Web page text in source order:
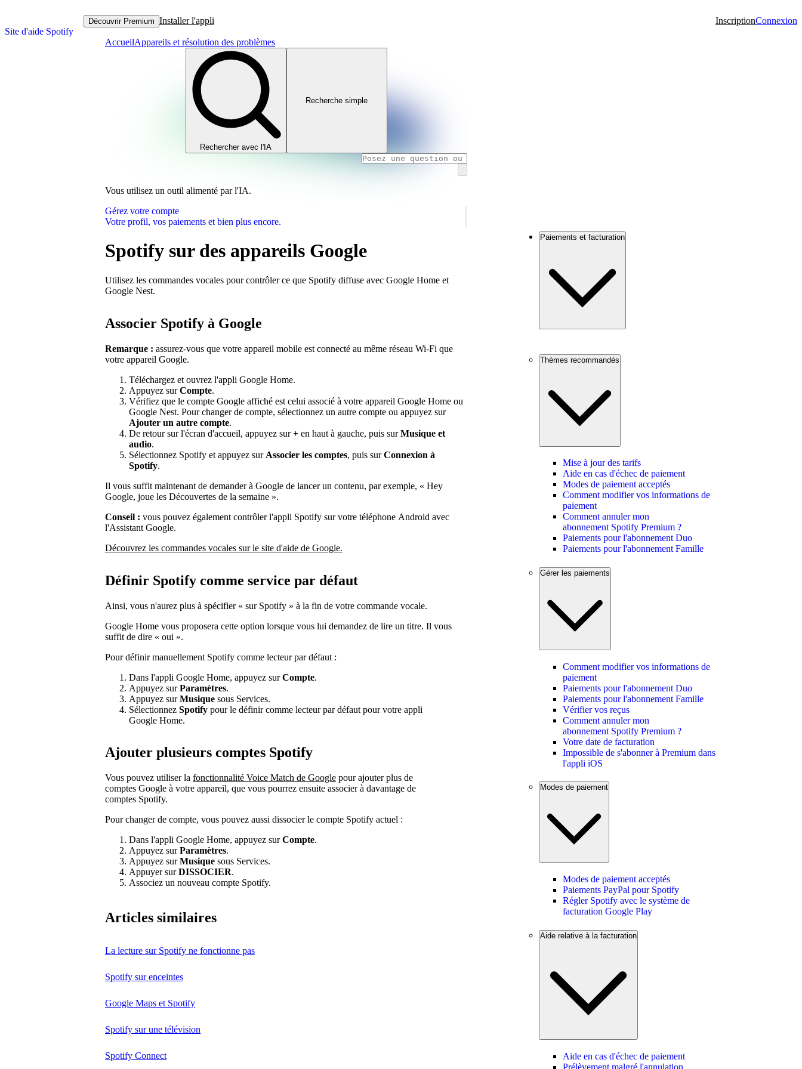
Site d'aide Spotify
Découvrir Premium Installer l'appli InscriptionConnexion
AccueilAppareils et résolution des problèmes
Rechercher avec l'IA
Recherche simple
Vous utilisez un outil alimenté par l'IA.
Gérez votre compte
Votre profil, vos paiements et bien plus encore.
Spotify sur des appareils Google
Utilisez les commandes vocales pour contrôler ce que Spotify diffuse avec Google Home et
Google Nest.
Associer Spotify à Google
Remarque : assurez-vous que votre appareil mobile est connecté au même réseau Wi-Fi que
votre appareil Google.
Téléchargez et ouvrez l'appli Google Home.
Appuyez surCompte.
Vérifiez que le compte Google affiché est celui associé à votre appareil Google Home ou
Google Nest. Pour changer de compte, sélectionnez un autre compte ou appuyez sur
Ajouter un autre compte.
De retour sur l'écran d'accueil, appuyez sur+ en haut à gauche, puis surMusique et
audio.
Sélectionnez Spotify et appuyez sur Associer les comptes, puis surConnexion à
Spotify.
Il vous suffit maintenant de demander à Google de lancer un contenu, par exemple, « Hey
Google, joue les Découvertes de la semaine ».
Conseil : vous pouvez également contrôler l'appli Spotify sur votre téléphone Android avec
l'Assistant Google.
Découvrez les commandes vocales sur le site d'aide de Google.
Définir Spotify comme service par défaut
Ainsi, vous n'aurez plus à spécifier « sur Spotify » à la fin de votre commande vocale.
Google Home vous proposera cette option lorsque vous lui demandez de lire un titre. Il vous
suffit de dire « oui ».
Pour définir manuellement Spotify comme lecteur par défaut :
Dans l'appli Google Home, appuyez surCompte.
Appuyez surParamètres.
Appuyez surMusique sous Services.
Sélectionnez Spotify pour le définir comme lecteur par défaut pour votre appli
Google Home.
Ajouter plusieurs comptes Spotify
Vous pouvez utiliser la fonctionnalité Voice Match de Google pour ajouter plus de
comptes Google à votre appareil, que vous pourrez ensuite associer à davantage de
comptes Spotify.
Pour changer de compte, vous pouvez aussi dissocier le compte Spotify actuel :
Dans l'appli Google Home, appuyez surCompte.
Appuyez surParamètres.
Appuyez surMusique sous Services.
Appuyer surDISSOCIER.
Associez un nouveau compte Spotify.
Articles similaires
La lecture sur Spotify ne fonctionne pas
Spotify sur enceintes
Google Maps et Spotify
Spotify sur une télévision
Spotify Connect
Paiements et facturation
Thèmes recommandés
Mise à jour des tarifs
Aide en cas d'échec de paiement
Modes de paiement acceptés
Comment modifier vos informations de
paiement
Comment annuler mon
abonnement Spotify Premium ?
Paiements pour l'abonnement Duo
Paiements pour l'abonnement Famille
Gérer les paiements
Comment modifier vos informations de
paiement
Paiements pour l'abonnement Duo
Paiements pour l'abonnement Famille
Vérifier vos reçus
Comment annuler mon
abonnement Spotify Premium ?
Votre date de facturation
Impossible de s'abonner à Premium dans
l'appli iOS
Modes de paiement
Modes de paiement acceptés
Paiements PayPal pour Spotify
Régler Spotify avec le système de
facturation Google Play
Aide relative à la facturation
Aide en cas d'échec de paiement
Prélèvement malgré l'annulation